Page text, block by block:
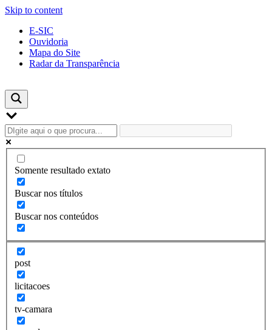
Skip to content
E-SIC
Ouvidoria
Mapa do Site
Radar da Transparência
Somente resultado extato
Buscar nos títulos
Buscar nos conteúdos
post
licitacoes
tv-camara